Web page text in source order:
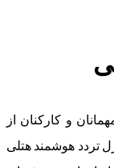
و کارکنان از
تردد هوشمند هتلی